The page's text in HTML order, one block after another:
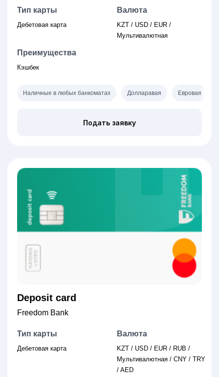
Тип карты
Дебетовая карта
Валюта
KZT / USD / EUR /
Мультивалютная
Преимущества
Кэшбек
Подать заявку
Наличные в любых банкоматах Долларавая Евровая
Deposit card
Freedom Bank
Тип карты
Дебетовая карта
Валюта
KZT / USD / EUR / RUB /
Мультивалютная / CNY / TRY
/ AED